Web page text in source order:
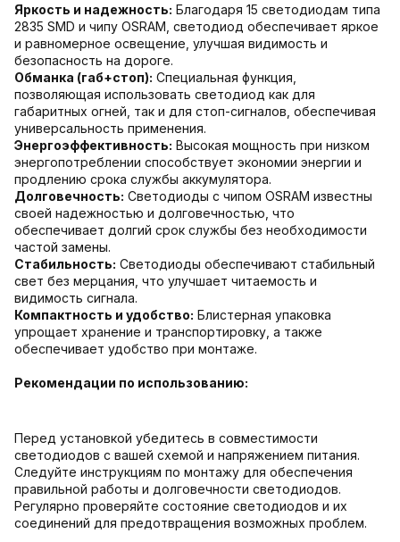
Яркость и надежность: Благодаря 15 светодиодам типа
2835 SMD и чипу OSRAM, светодиод обеспечивает яркое
и равномерное освещение, улучшая видимость и
безопасность на дороге.
Обманка (габ+стоп): Специальная функция,
позволяющая использовать светодиод как для
габаритных огней, так и для стоп-сигналов, обеспечивая
универсальность применения.
Энергоэффективность: Высокая мощность при низком
энергопотреблении способствует экономии энергии и
продлению срока службы аккумулятора.
Долговечность: Светодиоды с чипом OSRAM известны
своей надежностью и долговечностью, что
обеспечивает долгий срок службы без необходимости
частой замены.
Стабильность: Светодиоды обеспечивают стабильный
свет без мерцания, что улучшает читаемость и
видимость сигнала.
Компактность и удобство: Блистерная упаковка
упрощает хранение и транспортировку, а также
обеспечивает удобство при монтаже.
Рекомендации по использованию:
Перед установкой убедитесь в совместимости
светодиодов с вашей схемой и напряжением питания.
Следуйте инструкциям по монтажу для обеспечения
правильной работы и долговечности светодиодов.
Регулярно проверяйте состояние светодиодов и их
соединений для предотвращения возможных проблем.